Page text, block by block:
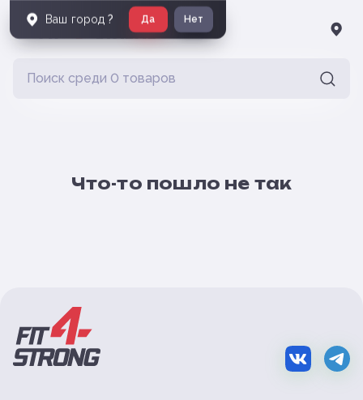
Что-то пошло не так
Ваш город ? Да Нет